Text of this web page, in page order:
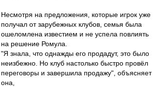
Несмотря на предложения, которые игрок уже
получал от зарубежных клубов, семья была
ошеломлена известием и не успела повлиять
на решение Ромула.
"Я знала, что однажды его продадут, это было
неизбежно. Но клуб настолько быстро провёл
переговоры и завершила продажу", объясняет
она,